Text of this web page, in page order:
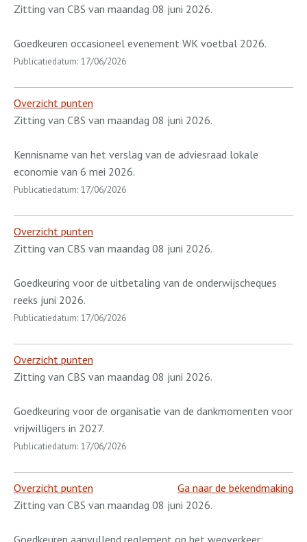
Zitting van CBS van maandag 08 juni 2026.
Goedkeuren occasioneel evenement WK voetbal 2026.
Publicatiedatum: 17/06/2026
Overzicht punten
Zitting van CBS van maandag 08 juni 2026.
Kennisname van het verslag van de adviesraad lokale
economie van 6 mei 2026.
Publicatiedatum: 17/06/2026
Overzicht punten
Zitting van CBS van maandag 08 juni 2026.
Goedkeuring voor de uitbetaling van de onderwijscheques
reeks juni 2026.
Publicatiedatum: 17/06/2026
Overzicht punten
Zitting van CBS van maandag 08 juni 2026.
Goedkeuring voor de organisatie van de dankmomenten voor
vrijwilligers in 2027.
Publicatiedatum: 17/06/2026
Overzicht punten
Ga naar de bekendmaking
Zitting van CBS van maandag 08 juni 2026.